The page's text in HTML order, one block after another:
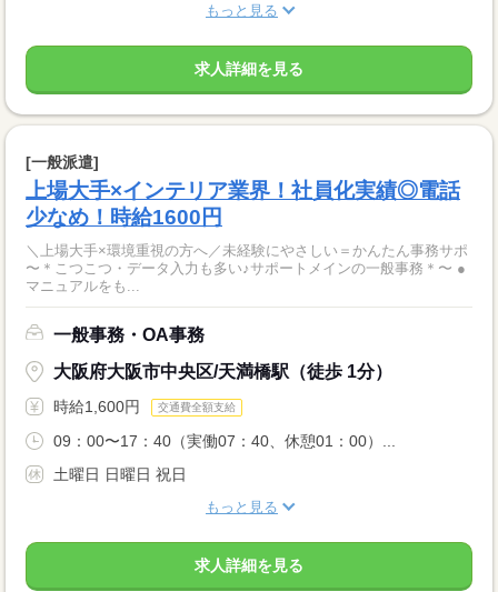
もっと見る
求人詳細を見る
[一般派遣]
上場大手×インテリア業界！社員化実績◎電話
少なめ！時給1600円
＼上場大手×環境重視の方へ／未経験にやさしい＝かんたん事務サポ
〜＊こつこつ・データ入力も多い♪サポートメインの一般事務＊〜 ●
マニュアルをも...
一般事務・OA事務
大阪府大阪市中央区/天満橋駅（徒歩 1分）
時給1,600円 交通費全額支給
09：00〜17：40（実働07：40、休憩01：00）...
土曜日 日曜日 祝日
もっと見る
求人詳細を見る